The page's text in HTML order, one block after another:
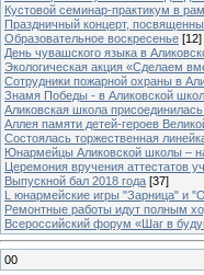
Кустовой семинар-практикум в
Праздничный концерт,
Образовательное воскресенье [12]
День чувашского языка в
Экологическая акция «Сделаем
Сотрудники пожарной охраны в
Знамя Победы - в Аликовской
Аликовская школа
Аллея памяти детей-героев
Cостоялась торжественная
Юнармейцы Аликовской школы –
Церемония вручения аттестатов
Выпускной бал 2018 года [37]
L юнармейские игры "Зарница" и
Ремонтные работы идут полным
Всероссийский форум «Шаг в
00